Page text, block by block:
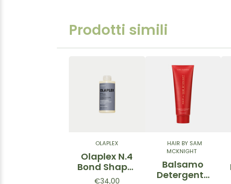
Prodotti simili
OLAPLEX
Olaplex N.4
Bond Shaper
Curl
€34,00
HAIR BY SAM
MCKNIGHT
Balsamo
Detergente